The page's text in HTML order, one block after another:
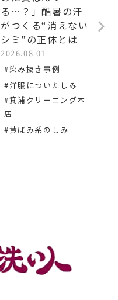
る…？」酷暑の汗
がつくる“消えない
シミ”の正体とは
2026.08.01
#染み抜き事例
#洋服についたしみ
#箕浦クリーニング本
店
#黄ばみ系のしみ